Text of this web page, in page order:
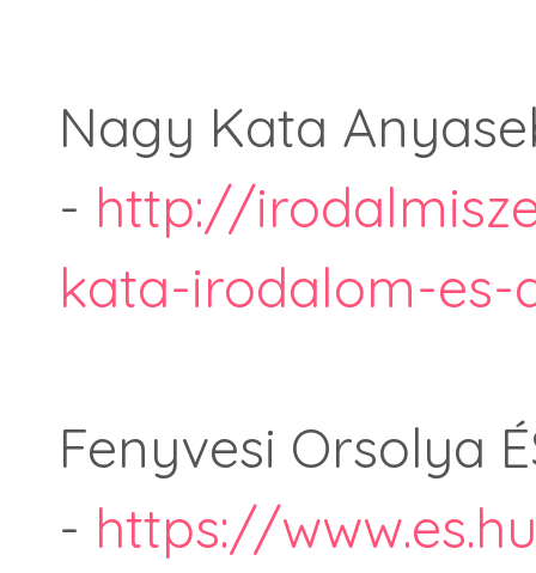
Nagy Kata
- http://
kata-irodalom-es-
Fenyvesi Orsolya
- https://